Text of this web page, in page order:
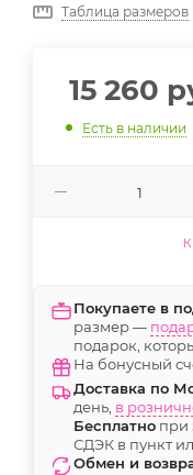
Таблица размеров
15 260
Есть в наличии
Покупаете в
размер —
подарок,
На бонусный
Доставка по
день, в
Бесплатно при
СДЭК в пункт
Обмен и